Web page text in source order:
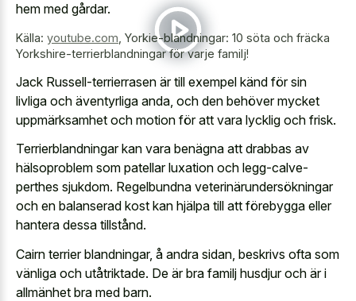
hem med gårdar.
Källa: youtube.com, Yorkie-blandningar: 10 söta och fräcka
Yorkshire-terrierblandningar för varje familj!
Jack Russell-terrierrasen är till exempel känd för sin
livliga och äventyrliga anda, och den behöver mycket
uppmärksamhet och motion för att vara lycklig och frisk.
Terrierblandningar kan vara benägna att drabbas av
hälsoproblem som patellar luxation och legg-calve-
perthes sjukdom. Regelbundna veterinärundersökningar
och en balanserad kost kan hjälpa till att förebygga eller
hantera dessa tillstånd.
Cairn terrier blandningar, å andra sidan, beskrivs ofta som
vänliga och utåtriktade. De är bra familj husdjur och är i
allmänhet bra med barn.